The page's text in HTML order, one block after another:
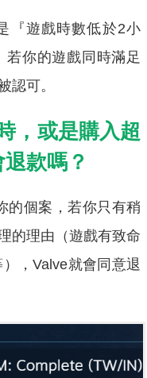
『遊戲時數低於2小
若你的遊戲同時滿足
認可。
，或是購入超
款嗎？
的個案，若你只有稍
的理由（遊戲有致命
，Valve就會同意退